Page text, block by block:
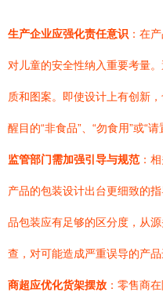
生产企业应强化责任意识 ：在
对儿童的安全性纳入重要考量
质和图案。即使设计上有创新
醒目的“非食品”、“勿食用”或“
监管部门需加强引导与规范 ：
产品的包装设计出台更细致的
品包装应有足够的区分度，从
查，对可能造成严重误导的产
商超应优化货架摆放 ：零售商